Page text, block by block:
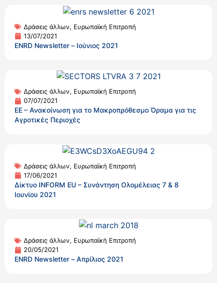
Δράσεις άλλων, Ευρωπαϊκή Επιτροπή
13/07/2021
ENRD Newsletter – Ιούνιος 2021
Δράσεις άλλων, Ευρωπαϊκή Επιτροπή
07/07/2021
ΕΕ – Ανακοίνωση για το Μακροπρόθεσμο Όραμα για τις
Αγροτικές Περιοχές
Δράσεις άλλων, Ευρωπαϊκή Επιτροπή
17/06/2021
Δίκτυο INFORM EU – Συνάντηση Ολομέλειας 7 & 8
Ιουνίου 2021
Δράσεις άλλων, Ευρωπαϊκή Επιτροπή
20/05/2021
ENRD Newsletter – Απρίλιος 2021